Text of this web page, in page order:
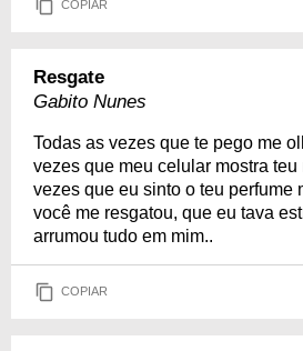
COPIAR
Resgate
Gabito Nunes
Todas as vezes que te pego me
vezes que meu celular mostra teu
vezes que eu sinto o teu perfume
você me resgatou, que eu tava
arrumou tudo em mim..
COPIAR